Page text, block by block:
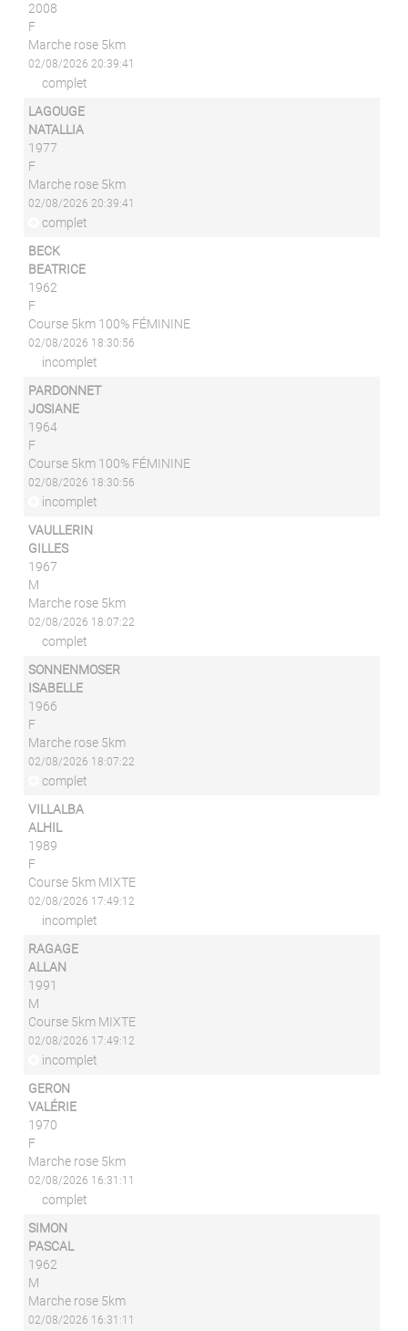
2008
F
Marche rose 5km
02/08/2026 20:39:41
complet
LAGOUGE
NATALLIA
1977
F
Marche rose 5km
02/08/2026 20:39:41
complet
BECK
BEATRICE
1962
F
Course 5km 100% FÉMININE
02/08/2026 18:30:56
incomplet
PARDONNET
JOSIANE
1964
F
Course 5km 100% FÉMININE
02/08/2026 18:30:56
incomplet
VAULLERIN
GILLES
1967
M
Marche rose 5km
02/08/2026 18:07:22
complet
SONNENMOSER
ISABELLE
1966
F
Marche rose 5km
02/08/2026 18:07:22
complet
VILLALBA
ALHIL
1989
F
Course 5km MIXTE
02/08/2026 17:49:12
incomplet
RAGAGE
ALLAN
1991
M
Course 5km MIXTE
02/08/2026 17:49:12
incomplet
GERON
VALÉRIE
1970
F
Marche rose 5km
02/08/2026 16:31:11
complet
SIMON
PASCAL
1962
M
Marche rose 5km
02/08/2026 16:31:11